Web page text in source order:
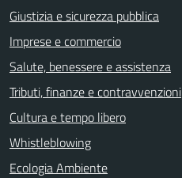
Giustizia e sicurezza pubblica
Imprese e commercio
Salute, benessere e assistenza
Tributi, finanze e contravvenzioni
Cultura e tempo libero
Whistleblowing
Ecologia Ambiente